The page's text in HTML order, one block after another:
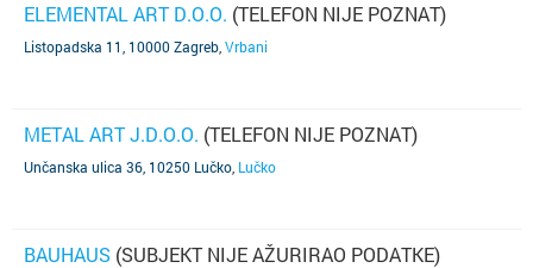
ELEMENTAL ART D.O.O. (TELEFON NIJE POZNAT)
Listopadska 11, 10000 Zagreb Vrbani
METAL ART J.D.O.O. (TELEFON NIJE POZNAT)
Unčanska ulica 36, 10250 Lučko Lučko
BAUHAUS (SUBJEKT NIJE AŽURIRAO PODATKE)